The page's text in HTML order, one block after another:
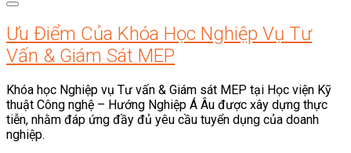
Ưu Điểm Của Khóa Học Nghiệp Vụ Tư
Vấn & Giám Sát MEP
Khóa học Nghiệp vụ Tư vấn & Giám sát MEP tại Học viện Kỹ
thuật Công nghệ – Hướng Nghiệp Á Âu được xây dựng thực
tiễn, nhằm đáp ứng đầy đủ yêu cầu tuyển dụng của doanh
nghiệp.